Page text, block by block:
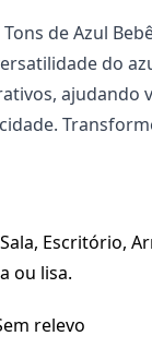
de Azul
do
ajudando
Escritório,
ou lisa.
relevo